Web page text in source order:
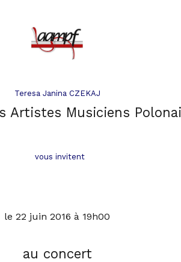
Teresa Janina CZEKAJ
Artistes Musiciens
vous invitent
le 22 juin 2016 à 19h00
au concert